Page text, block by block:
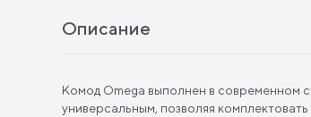
Описание
Комод Omega выполнен в современном
универсальным, позволяя